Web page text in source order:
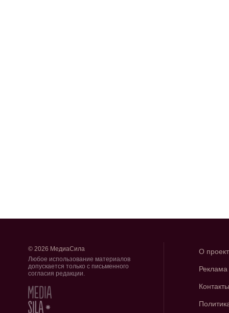
© 2026 МедиаСила
Любое использование материалов
допускается только с письменного
согласия редакции.
О
Реклама
Контакты